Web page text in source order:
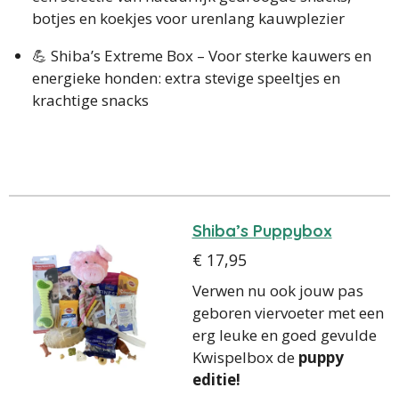
botjes en koekjes voor urenlang kauwplezier
💪 Shiba’s Extreme Box – Voor sterke kauwers en
energieke honden: extra stevige speeltjes en
krachtige snacks
Shiba’s Puppybox
€ 17,95
Verwen nu ook jouw pas
geboren viervoeter met een
erg leuke en goed gevulde
Kwispelbox de puppy
editie!